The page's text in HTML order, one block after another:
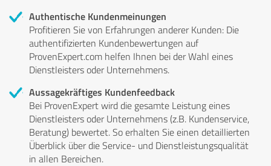
Authentische Kundenmeinungen
Profitieren Sie von Erfahrungen anderer Kunden: Die
authentifizierten Kundenbewertungen auf
ProvenExpert.com helfen Ihnen bei der Wahl eines
Dienstleisters oder Unternehmens.
Aussagekräftiges Kundenfeedback
Bei ProvenExpert wird die gesamte Leistung eines
Dienstleisters oder Unternehmens (z.B. Kundenservice,
Beratung) bewertet. So erhalten Sie einen detaillierten
Überblick über die Service- und Dienstleistungsqualität
in allen Bereichen.